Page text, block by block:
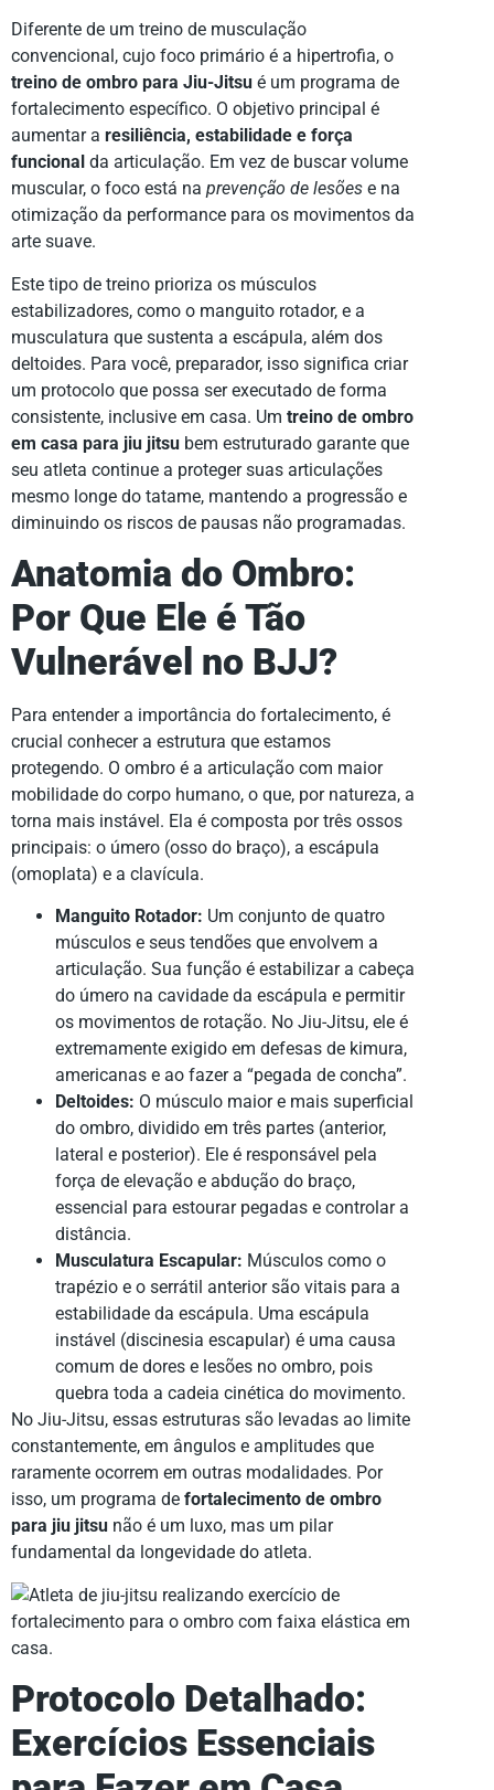
Diferente de um treino de musculação
convencional, cujo foco primário é a hipertrofia, o
treino de ombro para Jiu-Jitsu é um programa de
fortalecimento específico. O objetivo principal é
aumentar a resiliência, estabilidade e força
funcional da articulação. Em vez de buscar volume
muscular, o foco está na prevenção de lesões e na
otimização da performance para os movimentos da
arte suave.
Este tipo de treino prioriza os músculos
estabilizadores, como o manguito rotador, e a
musculatura que sustenta a escápula, além dos
deltoides. Para você, preparador, isso significa criar
um protocolo que possa ser executado de forma
consistente, inclusive em casa. Um treino de ombro
em casa para jiu jitsu bem estruturado garante que
seu atleta continue a proteger suas articulações
mesmo longe do tatame, mantendo a progressão e
diminuindo os riscos de pausas não programadas.
Anatomia do Ombro:
Por Que Ele é Tão
Vulnerável no BJJ?
Para entender a importância do fortalecimento, é
crucial conhecer a estrutura que estamos
protegendo. O ombro é a articulação com maior
mobilidade do corpo humano, o que, por natureza, a
torna mais instável. Ela é composta por três ossos
principais: o úmero (osso do braço), a escápula
(omoplata) e a clavícula.
Manguito Rotador: Um conjunto de quatro
músculos e seus tendões que envolvem a
articulação. Sua função é estabilizar a cabeça
do úmero na cavidade da escápula e permitir
os movimentos de rotação. No Jiu-Jitsu, ele é
extremamente exigido em defesas de kimura,
americanas e ao fazer a “pegada de concha”.
Deltoides: O músculo maior e mais superficial
do ombro, dividido em três partes (anterior,
lateral e posterior). Ele é responsável pela
força de elevação e abdução do braço,
essencial para estourar pegadas e controlar a
distância.
Musculatura Escapular: Músculos como o
trapézio e o serrátil anterior são vitais para a
estabilidade da escápula. Uma escápula
instável (discinesia escapular) é uma causa
comum de dores e lesões no ombro, pois
quebra toda a cadeia cinética do movimento.
No Jiu-Jitsu, essas estruturas são levadas ao limite
constantemente, em ângulos e amplitudes que
raramente ocorrem em outras modalidades. Por
isso, um programa de fortalecimento de ombro
para jiu jitsu não é um luxo, mas um pilar
fundamental da longevidade do atleta.
Protocolo Detalhado:
Exercícios Essenciais